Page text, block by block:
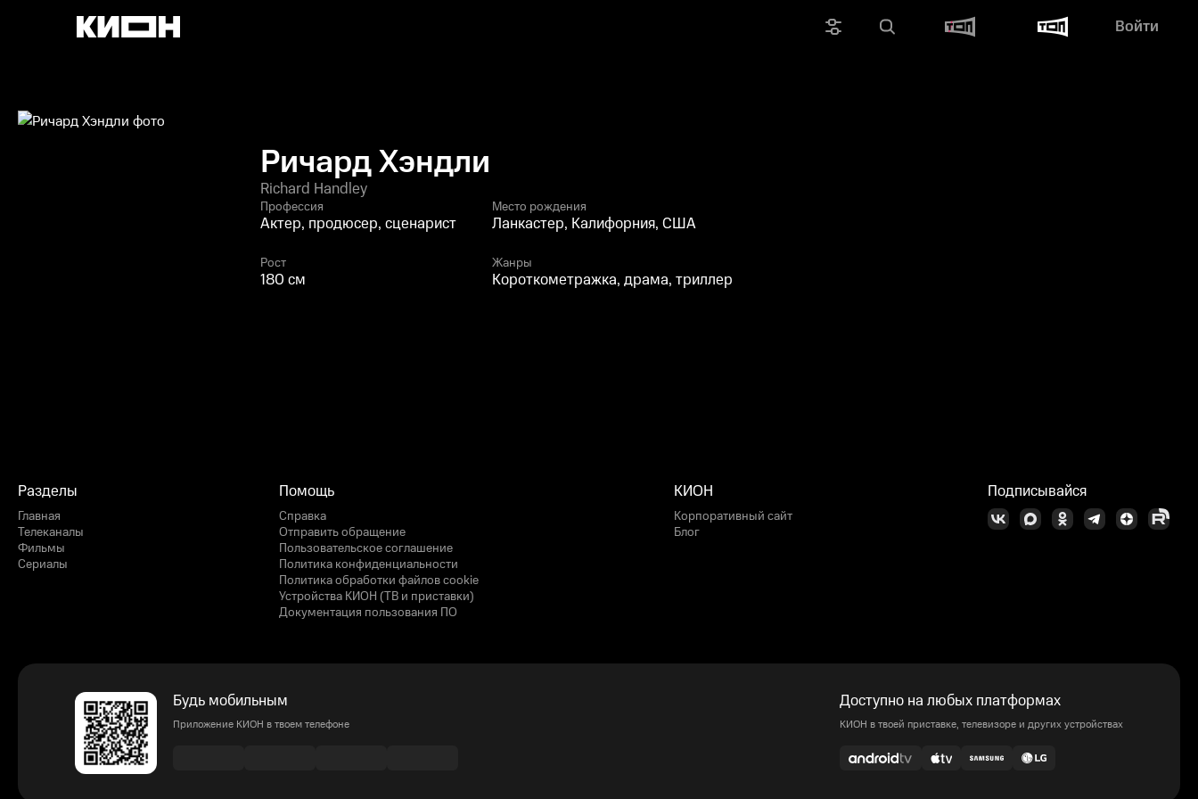
Войти
Ричард Хэндли
Richard Handley
Профессия
Актер, продюсер, сценарист
Место рождения
Ланкастер, Калифорния, США
Рост
180 см
Жанры
Короткометражка, драма, триллер
Разделы
Главная
Телеканалы
Фильмы
Сериалы
Помощь
Справка
Отправить обращение
Пользовательское соглашение
Политика конфиденциальности
Политика обработки файлов cookie
Устройства КИОН (ТВ и приставки)
Документация пользования ПО
КИОН
Корпоративный сайт
Блог
Подписывайся
Будь мобильным
Приложение КИОН в твоем телефоне
Доступно на любых платформах
КИОН в твоей приставке, телевизоре и других устройствах